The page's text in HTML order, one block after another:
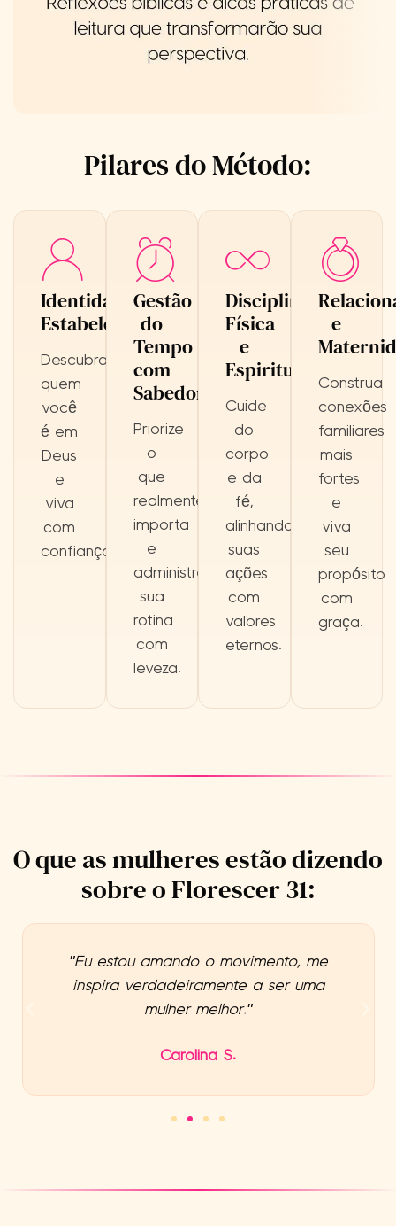
Pilares do Método:
Identidade
Estabelecida:
Descubra
quem
você
é em
Deus
e
viva
com
confiança.
Gestão
do
Tempo
com
Sabedoria:
Priorize
o
que
realmente
importa
e
administre
sua
rotina
com
leveza.
Disciplina
Física
e
Espiritual:
Cuide
do
corpo
e da
fé,
alinhando
suas
ações
com
valores
eternos.
e
Construa
conexões
familiares
mais
fortes
e
viva
seu
propósito
com
graça.
O que as mulheres estão dizendo
sobre o Florescer 31:
"Eu estou amando o movimento, me
inspira verdadeiramente a ser uma
mulher melhor."
Carolina S.